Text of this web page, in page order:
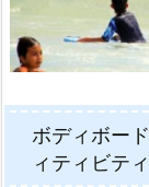
ボディボー
ィティビティ